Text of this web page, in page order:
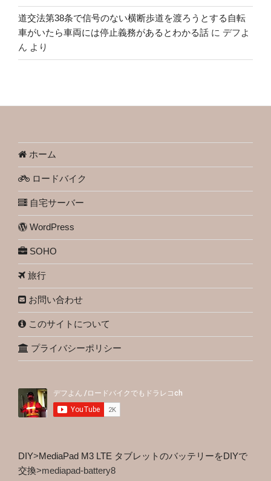
道交法第38条で信号のない横断歩道を渡ろうとする自転
車がいたら車両には停止義務があるとわかる話 に デフよ
ん より
ホーム
ロードバイク
自宅サーバー
WordPress
SOHO
旅行
お問い合わせ
このサイトについて
プライバシーポリシー
DIY>MediaPad M3 LTE タブレットのバッテリーをDIYで
交換>mediapad-battery8